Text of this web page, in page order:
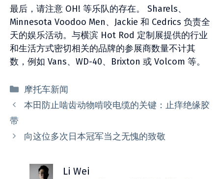
最后，请注意 OH! 等乐队的存在。 Sharels、
Minnesota Voodoo Men、Jackie 和 Cedrics 负责全
天的娱乐活动。与横滨 Hot Rod 定制展提供的行业
和生活方式密切相关的品牌的参展商数量不计其
数，例如 Vans、WD-40、Brixton 或 Volcom 等。
分
类
摩托车新闻
本田防止啮齿动物啃咬电缆的关键：止痒绝缘胶
带
向这位多次日本冠军当之无愧的致敬
Li Wei